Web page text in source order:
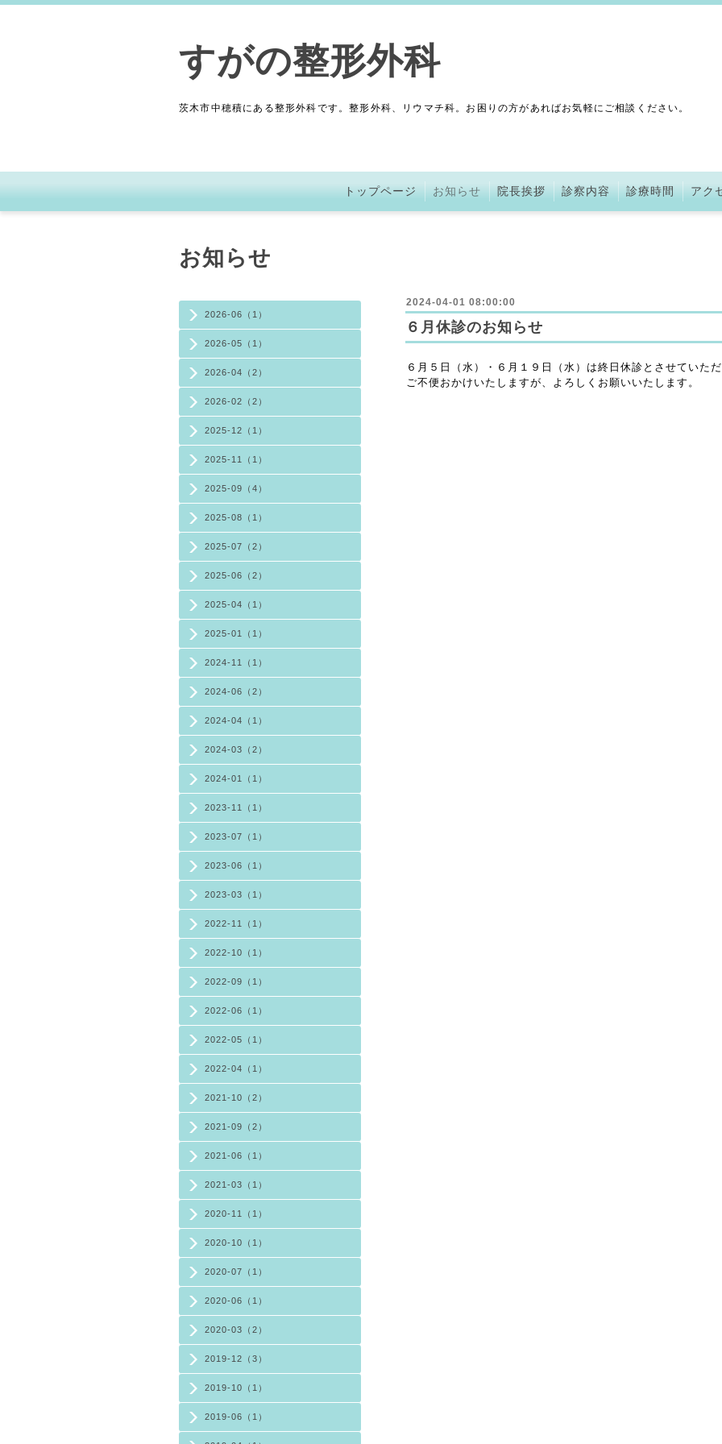
すがの整形外科
茨木市中穂積にある整形外科です。整形外科、リウマチ科。お困りの方があればお気軽にご相談ください。
トップページ お知らせ 院長挨拶 診察内容 診療時間 アク
2026-06（1）
2026-05（1）
2026-04（2）
2026-02（2）
2025-12（1）
2025-11（1）
2025-09（4）
2025-08（1）
2025-07（2）
2025-06（2）
2025-04（1）
2025-01（1）
2024-11（1）
2024-06（2）
2024-04（1）
2024-03（2）
2024-01（1）
2023-11（1）
2023-07（1）
2023-06（1）
2023-03（1）
2022-11（1）
2022-10（1）
2022-09（1）
2022-06（1）
2022-05（1）
2022-04（1）
2021-10（2）
2021-09（2）
2021-06（1）
2021-03（1）
2020-11（1）
2020-10（1）
2020-07（1）
2020-06（1）
2020-03（2）
2019-12（3）
2019-10（1）
2019-06（1）
お知らせ
2024-04-01 08:00:00
６月休診のお知らせ
６月５日（水）・６月１９日（水）は終日休診とさせていた
ご不便おかけいたしますが、よろしくお願いいたします。